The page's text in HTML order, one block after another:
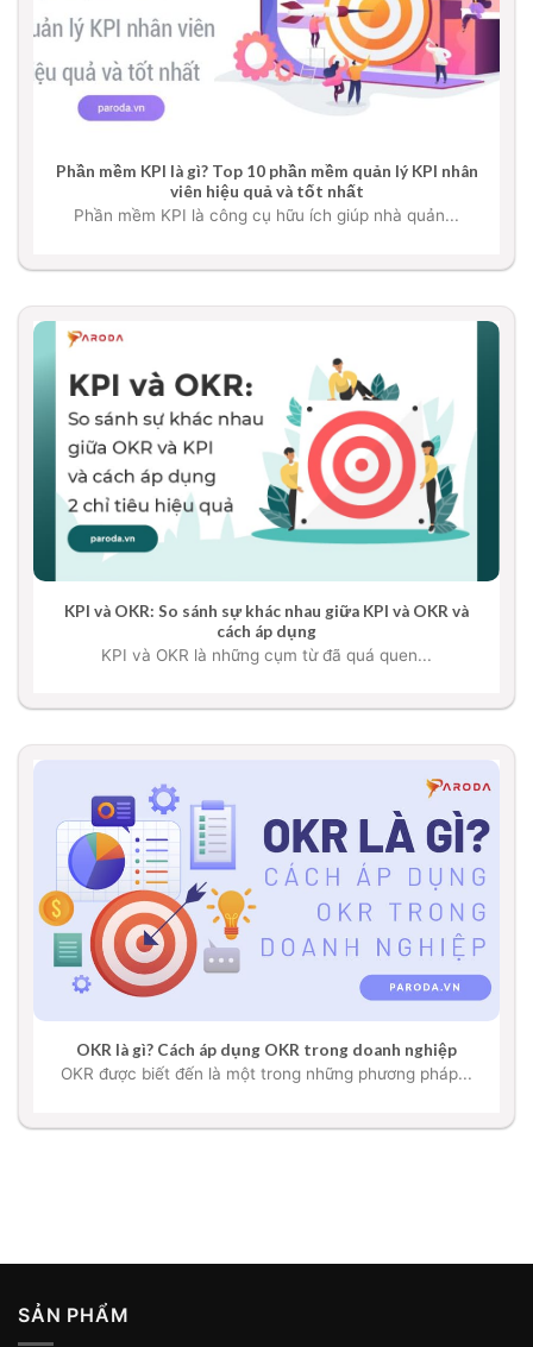
Phần mềm KPI là gì? Top 10 phần mềm quản lý KPI nhân
viên hiệu quả và tốt nhất
Phần mềm KPI là công cụ hữu ích giúp nhà quản...
KPI và OKR: So sánh sự khác nhau giữa KPI và OKR và
cách áp dụng
KPI và OKR là những cụm từ đã quá quen...
OKR là gì? Cách áp dụng OKR trong doanh nghiệp
OKR được biết đến là một trong những phương pháp...
SẢN PHẨM